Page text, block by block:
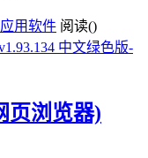
应用软件 阅读()
页浏览器)